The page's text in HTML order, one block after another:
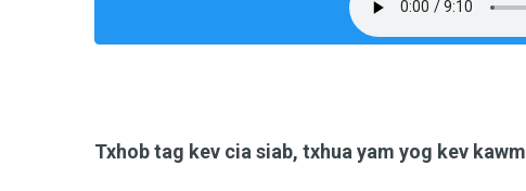
Txhob tag kev cia siab, txhua yam yog kev kawm